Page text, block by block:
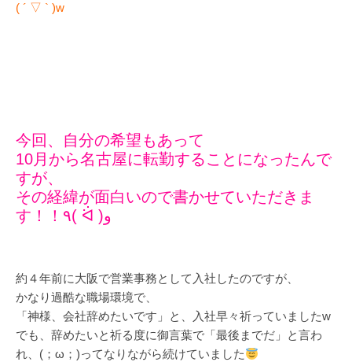
( ´ ▽ ` )w
今回、自分の希望もあって
10月から名古屋に転勤することになったんで
すが、
その経緯が面白いので書かせていただきま
す！！٩( ᐛ )و
約４年前に大阪で営業事務として入社したのですが、
かなり過酷な職場環境で、
「神様、会社辞めたいです」と、入社早々祈っていましたw
でも、辞めたいと祈る度に御言葉で「最後までだ」と言わ
れ、(；ω；)ってなりながら続けていました